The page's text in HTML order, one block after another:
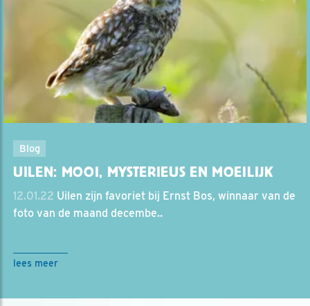
Blog
UILEN: MOOI, MYSTERIEUS EN MOEILIJK
12.01.22 Uilen zijn favoriet bij Ernst Bos, winnaar van de
foto van de maand decembe..
lees meer